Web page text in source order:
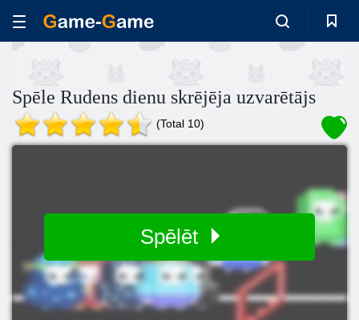
Spēle Rudens dienu skrējēja uzvarētājs
(Total 10)
Spēlēt